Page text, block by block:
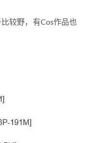
较野，有Cos作品也